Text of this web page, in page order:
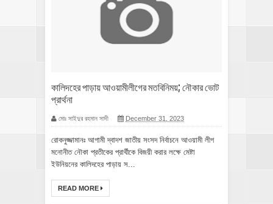
কালিদহের পাড়ায় আওয়ামীলীগের মতবিনিময়; নৌকার ভোট
প্রার্থনা
মোঃ সাইদুর রহমান সাদী December 31, 2023
রোকনুজ্জামানঃ আগামী দ্বাদশ জাতীয় সংসদ নির্বাচনে আওয়ামী লীগ
মনোনীত নৌকা প্রতীকের প্রার্থীকে বিজয়ী করার লক্ষে মেষ্টা
ইউনিয়নের কালিদহের পাড়ায় স...
READ MORE